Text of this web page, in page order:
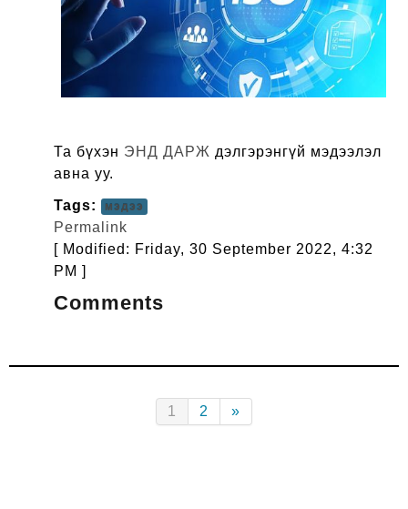
Та бүхэн ЭНД ДАРЖ дэлгэрэнгүй мэдээлэл
авна уу.
Tags: мэдээ
Permalink
[ Modified: Friday, 30 September 2022, 4:32
PM ]
Comments
1 (current)
2 »